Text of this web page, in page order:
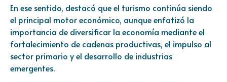
En ese sentido, destacó que el turismo continúa siendo
el principal motor económico, aunque enfatizó la
importancia de diversificar la economía mediante el
fortalecimiento de cadenas productivas, el impulso al
sector primario y el desarrollo de industrias
emergentes.